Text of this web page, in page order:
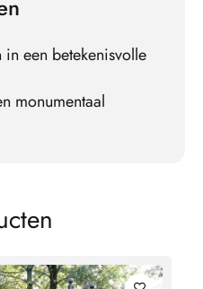
een betekenisvolle
monumentaal
cten